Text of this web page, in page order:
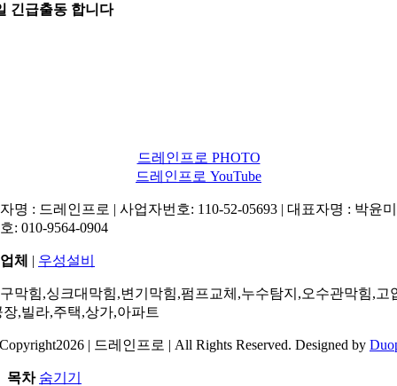
긴급출동 합니다
드레인프로 PHOTO
드레인프로 YouTube
명 : 드레인프로 | 사업자번호: 110-52-05693 | 대표자명 : 박윤
: 010-9564-0904
체 | 우성설비
막힘,싱크대막힘,변기막힘,펌프교체,누수탐지,오수관막힘,고
장,빌라,주택,상가,아파트
| 드레인프로 | All Rights Reserved. Designed by
목차 숨기기